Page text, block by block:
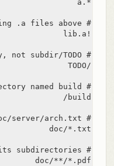
/TODO
doc/*.txt
doc/**/*.pdf